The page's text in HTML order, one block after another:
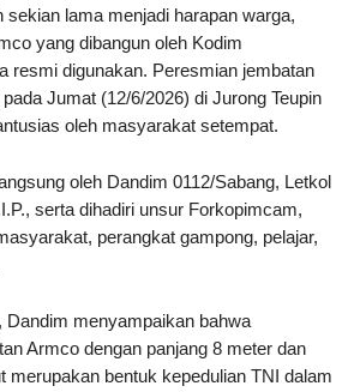
sekian lama menjadi harapan warga,
yang dibangun oleh Kodim
resmi digunakan. Peresmian jembatan
Jumat (12/6/2026) di Jurong Teupin
oleh masyarakat setempat.
oleh Dandim 0112/Sabang, Letkol
serta dihadiri unsur Forkopimcam,
perangkat gampong, pelajar,
Dandim menyampaikan bahwa
Armco dengan panjang 8 meter dan
merupakan bentuk kepedulian TNI dalam